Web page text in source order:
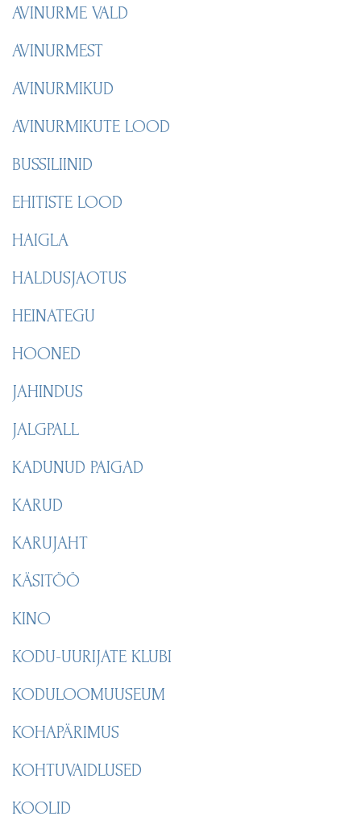
AVINURME VALD
AVINURMEST
AVINURMIKUD
AVINURMIKUTE LOOD
BUSSILIINID
EHITISTE LOOD
HAIGLA
HALDUSJAOTUS
HEINATEGU
HOONED
JAHINDUS
JALGPALL
KADUNUD PAIGAD
KARUD
KARUJAHT
KÄSITÖÖ
KINO
KODU-UURIJATE KLUBI
KODULOOMUUSEUM
KOHAPÄRIMUS
KOHTUVAIDLUSED
KOOLID